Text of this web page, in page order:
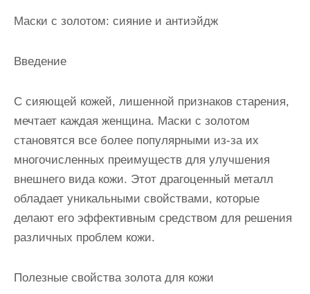
Маски с золотом: сияние и антиэйдж
Введение
С сияющей кожей, лишенной признаков старения,
мечтает каждая женщина. Маски с золотом
становятся все более популярными из-за их
многочисленных преимуществ для улучшения
внешнего вида кожи. Этот драгоценный металл
обладает уникальными свойствами, которые
делают его эффективным средством для решения
различных проблем кожи.
Полезные свойства золота для кожи